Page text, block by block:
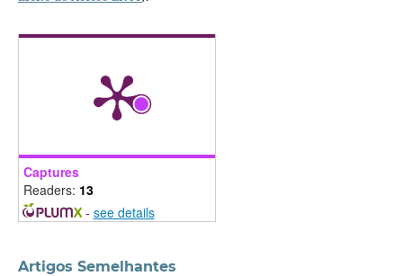
Captures
Readers: 13
- see details
Artigos Semelhantes